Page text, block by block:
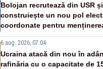
Bolojan recrutează din USR și
construiește un nou pol
coordonate pentru
6 aug. 2026, 07:04
Ucraina atacă din nou în
rafinăria cu o capacitate de